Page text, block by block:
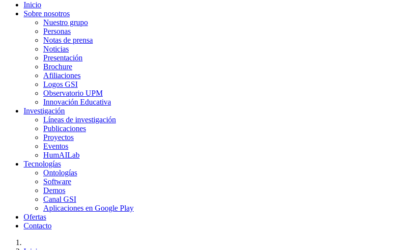
Inicio
Sobre nosotros
Nuestro grupo
Personas
Notas de prensa
Noticias
Presentación
Brochure
Afiliaciones
Logos GSI
Observatorio UPM
Innovación Educativa
Investigación
Líneas de investigación
Publicaciones
Proyectos
Eventos
HumAILab
Tecnologías
Ontologías
Software
Demos
Canal GSI
Aplicaciones en Google Play
Ofertas
Contacto